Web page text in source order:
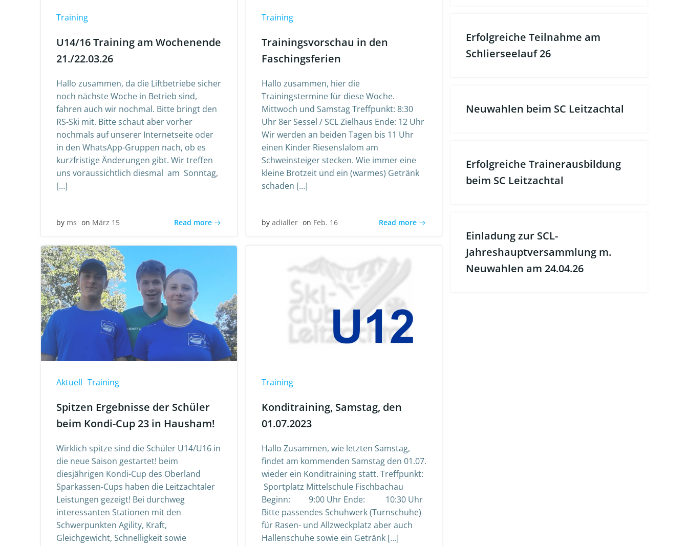
Training
U14/16 Training am Wochenende
21./22.03.26
Hallo zusammen, da die Liftbetriebe sicher
noch nächste Woche in Betrieb sind,
fahren auch wir nochmal. Bitte bringt den
RS-Ski mit. Bitte schaut aber vorher
nochmals auf unserer Internetseite oder
in den WhatsApp-Gruppen nach, ob es
kurzfristige Änderungen gibt. Wir treffen
uns voraussichtlich diesmal am Sonntag,
[…]
by ms on März 15 Read more
Training
Trainingsvorschau in den
Faschingsferien
Hallo zusammen, hier die
Trainingstermine für diese Woche.
Mittwoch und Samstag Treffpunkt: 8:30
Uhr 8er Sessel / SCL Zielhaus Ende: 12 Uhr
Wir werden an beiden Tagen bis 11 Uhr
einen Kinder Riesenslalom am
Schweinsteiger stecken. Wie immer eine
kleine Brotzeit und ein (warmes) Getränk
schaden […]
by adialler on Feb. 16 Read more
Aktuell Training
Spitzen Ergebnisse der Schüler
beim Kondi-Cup 23 in Hausham!
Wirklich spitze sind die Schüler U14/U16 in
die neue Saison gestartet! beim
diesjährigen Kondi-Cup des Oberland
Sparkassen-Cups haben die Leitzachtaler
Leistungen gezeigt! Bei durchweg
interessanten Stationen mit den
Schwerpunkten Agility, Kraft,
Gleichgewicht, Schnelligkeit sowie
Training
Konditraining, Samstag, den
01.07.2023
Hallo Zusammen, wie letzten Samstag,
findet am kommenden Samstag den 01.07.
wieder ein Konditraining statt. Treffpunkt:
Sportplatz Mittelschule Fischbachau
Beginn: 9:00 Uhr Ende: 10:30 Uhr
Bitte passendes Schuhwerk (Turnschuhe)
für Rasen- und Allzweckplatz aber auch
Hallenschuhe sowie ein Getränk […]
Erfolgreiche Teilnahme am
Schlierseelauf 26
Neuwahlen beim SC Leitzachtal
Erfolgreiche Trainerausbildung
beim SC Leitzachtal
Einladung zur SCL-
Jahreshauptversammlung m.
Neuwahlen am 24.04.26